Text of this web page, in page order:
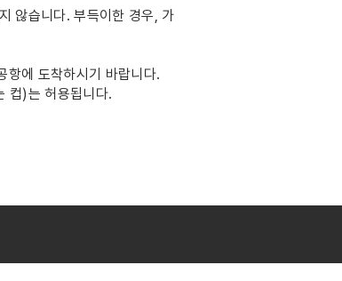
않습니다. 부득이한 경우, 가
에 도착하시기 바랍니다.
컵)는 허용됩니다.